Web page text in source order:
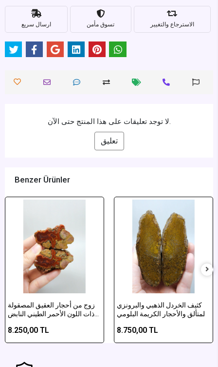
ارسال سريع تسوق مأمن الاسترجاع والتغيير
لا توجد تعليقات على هذا المنتج حتى الآن.
تعليق
Benzer Ürünler
زوج من أحجار العقيق المصقولة
ذات اللون الأحمر الطيني النابض
8.250,00 TL
كثيف الخردل الذهبي والبرونزي
المتألق والأحجار الكريمة البلومي
8.750,00 TL